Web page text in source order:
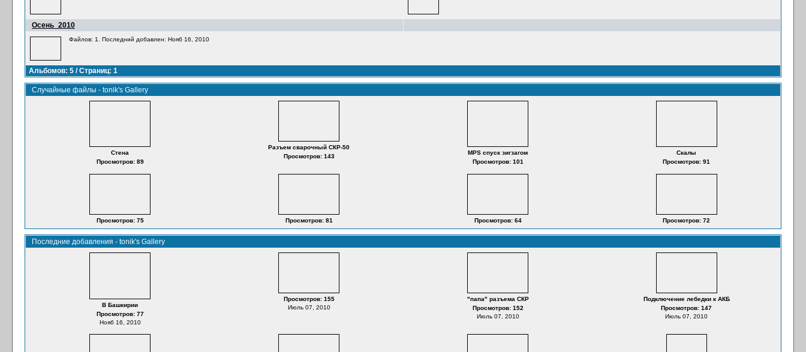
Осень_2010
Файлов: 1. Последний добавлен: Нояб 16, 2010
Альбомов: 5 / Страниц: 1
Случайные файлы - tonik's Gallery
Стена
Просмотров: 89
Разъем сварочный СКР-50
Просмотров: 143
MPS спуск зигзагом
Просмотров: 101
Скалы
Просмотров: 91
Просмотров: 75 Просмотров: 81 Просмотров: 64 Просмотров: 72
Последние добавления - tonik's Gallery
В Башкирии
Просмотров: 77
Нояб 16, 2010
Просмотров: 155
Июль 07, 2010
"папа" разъема СКР
Просмотров: 152
Июль 07, 2010
Подключение лебедки к АКБ
Просмотров: 147
Июль 07, 2010